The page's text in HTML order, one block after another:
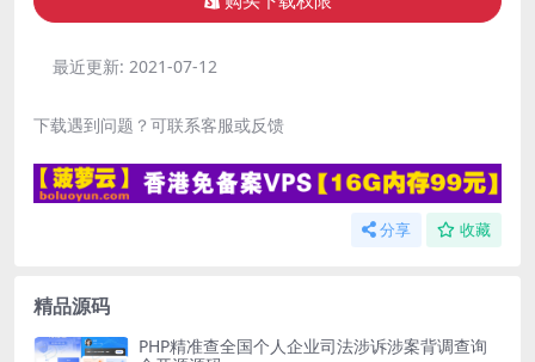
最近更新: 2021-07-12
下载遇到问题？可联系客服或反馈
分享 收藏
精品源码
PHP精准查全国个人企业司法涉诉涉案背调查询